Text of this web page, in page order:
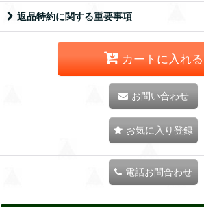
返品特約に関する重要事項
カートに入れる
お問い合わせ
お気に入り登録
電話お問合わせ